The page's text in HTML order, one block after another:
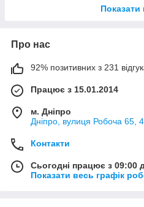
Показати
Про нас
92% позитивних з 231
Працює з 15.01.2014
м. Дніпро
Дніпро, вулиця Робоча 65,
Контакти
Сьогодні працює з 09:00
Показати весь графік